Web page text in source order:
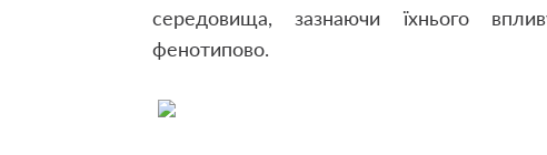
середовища, зазнаючи їхнього
фенотипово.